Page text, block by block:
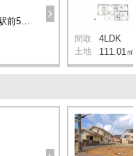
間取 4LDK
土地 111.01㎡